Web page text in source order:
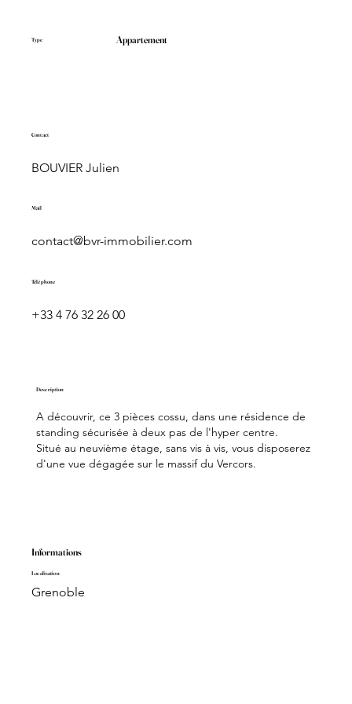
Type Appartement
Contact
BOUVIER Julien
Mail
contact@bvr-immobilier.com
Téléphone
+33 4 76 32 26 00
Description
A découvrir, ce 3 pièces cossu, dans une résidence de
standing sécurisée à deux pas de l'hyper centre.
Situé au neuvième étage, sans vis à vis, vous disposerez
d'une vue dégagée sur le massif du Vercors.
Informations
Localisation
Grenoble